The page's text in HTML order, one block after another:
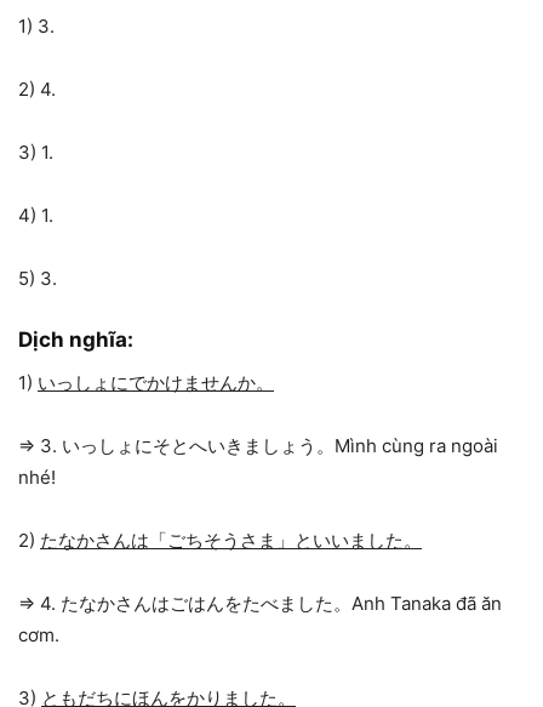
1) 3.
2) 4.
3) 1.
4) 1.
5) 3.
Dịch nghĩa:
1) いっしょにでかけませんか。
=> 3. いっしょにそとへいきましょう。Mình cùng ra ngoài
nhé!
2) たなかさんは「ごちそうさま」といいました。
=> 4. たなかさんはごはんをたべました。Anh Tanaka đã ăn
cơm.
3) ともだちにほんをかりました。